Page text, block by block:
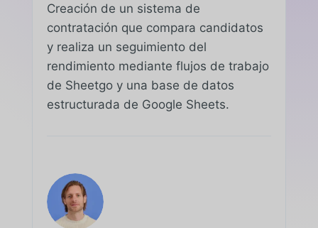
Creación de un sistema de
contratación que compara candidatos
y realiza un seguimiento del
rendimiento mediante flujos de trabajo
de Sheetgo y una base de datos
estructurada de Google Sheets.